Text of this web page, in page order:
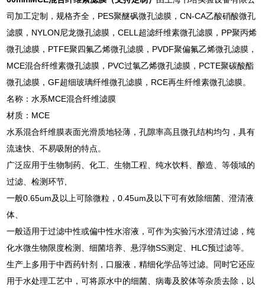
司加工定制，规格齐全，PES聚醚砜微孔滤膜，CN-CA乙酸硝酸微孔
滤膜，NYLON尼龙微孔滤膜，CELL超滤纤维素微孔滤膜，PP聚丙烯
微孔滤膜，PTFE聚四氟乙烯微孔滤膜，PVDF聚偏氟乙烯微孔滤膜，
MCE混合纤维素微孔滤膜，PVC过氯乙烯微孔滤膜，PCTE聚碳酸酯
微孔滤膜，GF超细玻璃纤维微孔滤膜，RCE再生纤维素微孔滤膜。
名称：水系MCE混合纤维滤膜
材质：MCE
水系混合纤维膜表面光滑质地轻薄，孔隙率高且微孔结构均匀，具有
流速快、不易吸附的特点。
广泛应用于生物制药、化工、生物工程、纯水饮料、酿造、等领域的
过滤、检测环节,
一般0.65um及以上可除微粒，0.45um及以下可有效除细菌、澄清液
体、
一般适用于过滤中性或偏中性水溶液，可作为实验污水澄清过滤，纯
化水微生物限度检测、细菌培养、悬浮物SS测定、HLC预过滤等。
生产上多用于中西药针剂，口服液，精细化学品等过滤。同时它还应
用于水处理工艺中，可将原水中的细菌、病毒及胶体等杂质去除，以